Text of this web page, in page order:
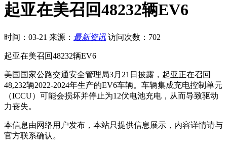
起亚在美召回48232辆EV6
时间：03-21 来源： 最新资讯 访问次数：702
起亚在美召回48232辆EV6
美国国家公路交通安全管理局3月21日披露，起亚正在召回
48,232辆2022-2024年生产的EV6车辆。车辆集成充电控制单元
（ICCU）可能会损坏并停止为12伏电池充电，从而导致驱动
力丧失。
本信息由网络用户发布， 本站只提供信息展示，内容详情请与
官方联系确认。